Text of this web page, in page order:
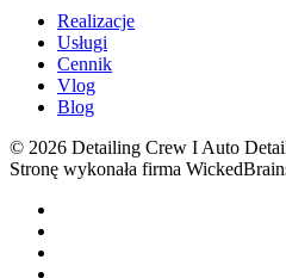
Realizacje
Usługi
Cennik
Vlog
Blog
© 2026 Detailing Crew I Auto
Stronę wykonała firma